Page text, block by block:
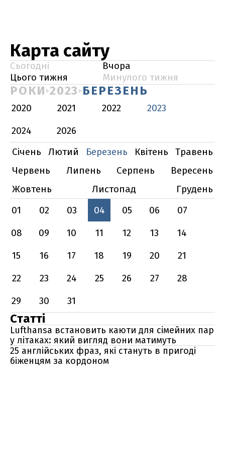
Карта сайту
Сьогодні
Вчора
Цього тижня
Минулого тижня
РОКИ 2023 БЕРЕЗЕНЬ
2020 2021 2022
2023
2024
2026
Січень
Лютий Березень Квітень
Травень
Червень
Липень Серпень
Вересень
Жовтень
Листопад
Грудень
01
02 03 04 05 06
07
08
09 10 11 12 13
14
15
16 17 18 19 20
21
22
23 24 25 26 27
28
29
30 31
Статті
Lufthansa встановить каюти для сімейних пар
у літаках: який вигляд вони матимуть
25 англійських фраз, які стануть в пригоді
біженцям за кордоном